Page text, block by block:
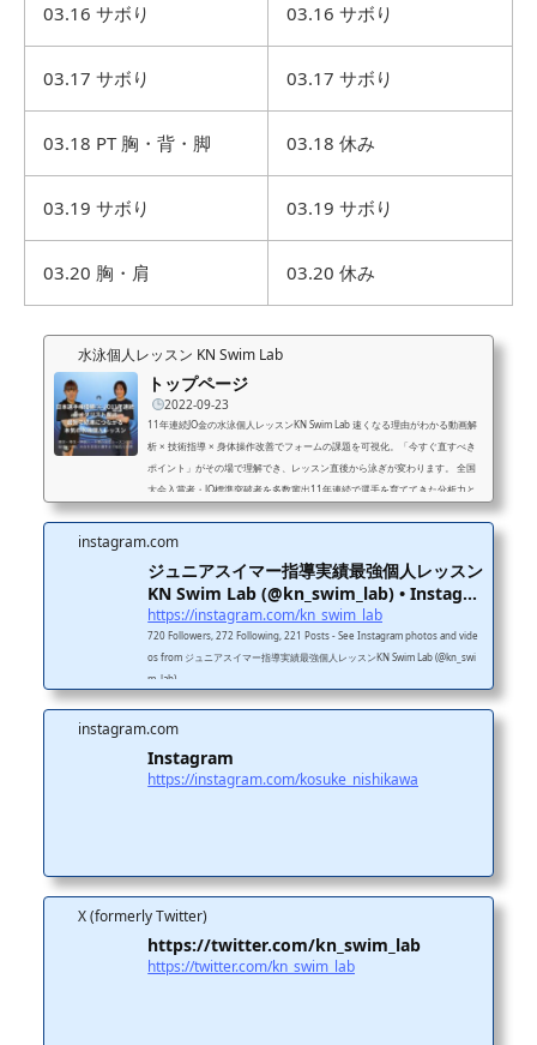
03.16 サボり 03.16 サボり
03.17 サボり 03.17 サボり
03.18 PT 胸・背・脚 03.18 休み
03.19 サボり 03.19 サボり
03.20 胸・肩 03.20 休み
水泳個人レッスン KN Swim Lab
トップページ
2022-09-23
11年連続JO金の水泳個人レッスンKN Swim Lab 速くなる理由がわかる動画解
析 × 技術指導 × 身体操作改善でフォームの課題を可視化。「今すぐ直すべき
ポイント」がその場で理解でき、レッスン直後から泳ぎが変わります。 全国
大会入賞者・JO標準突破者を多数輩出11年連続で選手を育ててきた分析力と
再現性のある指導メソッドで、結果につながる成長を実現します。 成長を止
す。 11年連続J...
instagram.com
ジュニアスイマー指導実績最強個人レッスン
KN Swim Lab (@kn_swim_lab) • Instagr
a...
https://instagram.com/kn_swim_lab
720 Followers, 272 Following, 221 Posts - See Instagram photos and vide
os from ジュニアスイマー指導実績最強個人レッスンKN Swim Lab (@kn_swi
m_lab)
instagram.com
Instagram
https://instagram.com/kosuke_nishikawa
X (formerly Twitter)
https://twitter.com/kn_swim_lab
https://twitter.com/kn_swim_lab